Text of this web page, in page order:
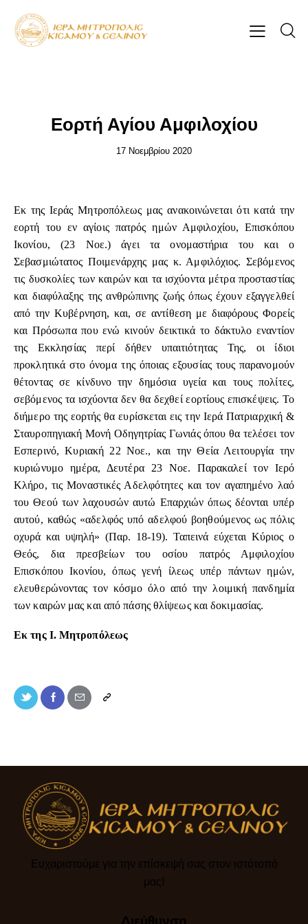
Εορτή Αγίου Αμφιλοχίου
17 Νοεμβρίου 2020
Εκ της Ιεράς Μητροπόλεως μας ανακοινώνεται ότι κατά την
εορτή του εν αγίοις πατρός ημών Αμφιλοχίου, Επισκόπου
Ικονίου, (23 Νοε.) άγει τα ονομαστήρια του και ο
Σεβασμιώτατος Ποιμενάρχης μας κ. Αμφιλόχιος. Σεβόμενος
τις δυσκολίες των καιρών και τα ισχύοντα μέτρα προσταστίας
και διαφύλαξης της ανθρώπινης ζωής όπως έχουν εξαγγελθεί
από την Κυβέρνηση, και, σε αντίθεση με διαφόρους Φορείς
και Πρόσωπα που ενώ κινούν δεικτικά το δάκτυλο εναντίον
της Εκκλησίας περί δήθεν υπαιτιότητας Της, οι ίδιοι
προκλητικά στο όνομα της όποιας εξουσίας τους παρανομούν
θέτοντας σε κίνδυνο την δημόσια υγεία και τους πολίτες,
σεβόμενος τα ισχύοντα δεν θα δεχθεί εορτίους επισκέψεις. Το
διήμερο της εορτής θα ευρίσκεται εις την Ιερά Πατριαρχική &
Σταυροπηγιακή Μονή Οδηγητρίας Γωνιάς όπου θα τελέσει τον
Εσπερινό, Κυριακή 22 Νοε., και την Θεία Λειτουργία την
κυριώνυμο ημέρα, Δευτέρα 23 Νοε. Παρακαλεί τον Ιερό
Κλήρο, τις Μοναστικές Αδελφότητες και τον αγαπημένο λαό
του Θεού των λαχουσών αυτώ Επαρχιών όπως δέονται υπέρ
αυτού, καθώς «αδελφός υπό αδελφού βοηθούμενος ως πόλις
οχυρά και υψηλή» (Παρ. 18-19). Ταπεινά εύχεται Κύριος ο
Θεός, δια πρεσβείων του οσίου πατρός Αμφιλοχίου
Επισκόπου Ικονίου, όπως γενή ίλεως υπέρ πάντων ημών,
ελευθερώνοντας τον κόσμο όλο από την λοιμική πανδημία
των καιρών μας και από πάσης θλίψεως και δοκιμασίας.
Εκ της Ι. Μητροπόλεως
Ευχαριστούμε για την επίσκεψή σας στον ιστότοπό
μας!​
Διεύθυνση